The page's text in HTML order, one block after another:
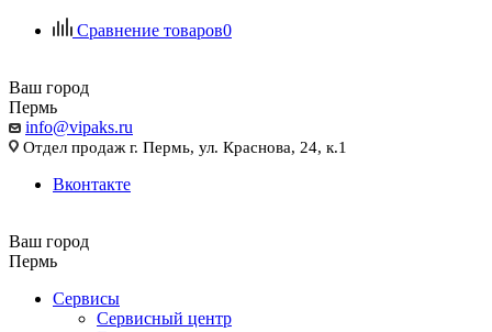
Сравнение товаров0
Ваш город
Пермь
info@vipaks.ru
Отдел продаж г. Пермь, ул. Краснова, 24, к.1
Вконтакте
Ваш город
Пермь
Сервисы
Сервисный центр